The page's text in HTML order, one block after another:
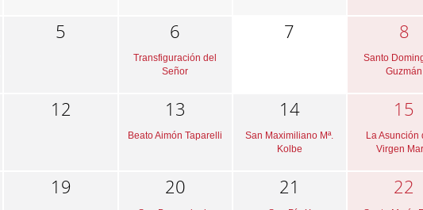
5 6
Transfiguración del
Señor
7 8
Santo
Guzmán
12 13
Beato Aimón Taparelli
14
San Maximiliano Mª.
Kolbe
15
La Asunción
Virgen
19 20 21 22